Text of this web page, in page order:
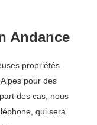
Andance
propriétés
pour des
des cas, nous
qui sera